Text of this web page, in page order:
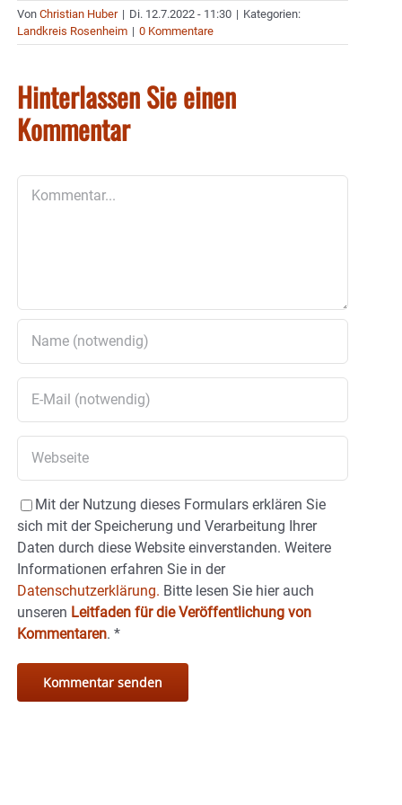
Von Christian Huber | Di. 12.7.2022 - 11:30 | Kategorien:
Landkreis Rosenheim | 0 Kommentare
Hinterlassen Sie einen
Kommentar
Mit der Nutzung dieses Formulars erklären Sie
sich mit der Speicherung und Verarbeitung Ihrer
Daten durch diese Website einverstanden. Weitere
Informationen erfahren Sie in der
Datenschutzerklärung. Bitte lesen Sie hier auch
unseren Leitfaden für die Veröffentlichung von
Kommentaren. *